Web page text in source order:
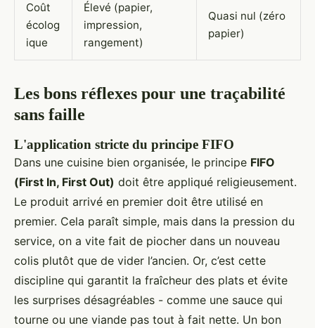
Coût
écolog
ique
Élevé (papier,
impression,
rangement)
Quasi nul (zéro
papier)
Les bons réflexes pour une traçabilité
sans faille
L'application stricte du principe FIFO
Dans une cuisine bien organisée, le principe FIFO
(First In, First Out) doit être appliqué religieusement.
Le produit arrivé en premier doit être utilisé en
premier. Cela paraît simple, mais dans la pression du
service, on a vite fait de piocher dans un nouveau
colis plutôt que de vider l’ancien. Or, c’est cette
discipline qui garantit la fraîcheur des plats et évite
les surprises désagréables - comme une sauce qui
tourne ou une viande pas tout à fait nette. Un bon